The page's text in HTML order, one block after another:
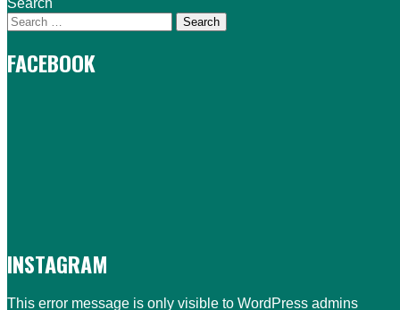
Search
FACEBOOK
INSTAGRAM
This error message is only visible to WordPress admins